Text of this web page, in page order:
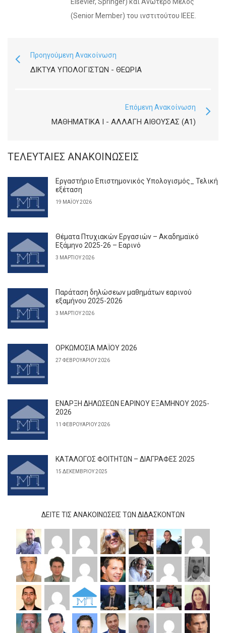
(Senior Member) του ινστιτούτου IEEE.
Προηγούμενη Ανακοίνωση
ΔΊΚΤΥΑ ΥΠΟΛΟΓΙΣΤΏΝ - ΘΕΩΡΊΑ
Επόμενη Ανακοίνωση
ΜΑΘΗΜΑΤΙΚΆ Ι - ΑΛΛΑΓΉ ΑΊΘΟΥΣΑΣ (Α1)
ΤΕΛΕΥΤΑΊΕΣ ΑΝΑΚΟΙΝΏΣΕΙΣ
Εργαστήριο Επιστημονικός Υπολογισμός_ Τελική
εξέταση
19 ΜΑΪ́ΟΥ 2026
Θέματα Πτυχιακών Εργασιών – Ακαδημαϊκό
Εξάμηνο 2025-26 – Εαρινό
3 ΜΑΡΤΊΟΥ 2026
Παράταση δηλώσεων μαθημάτων εαρινού
εξαμήνου 2025-2026
3 ΜΑΡΤΊΟΥ 2026
ΟΡΚΩΜΟΣΙΑ ΜΑΪΟΥ 2026
27 ΦΕΒΡΟΥΑΡΊΟΥ 2026
ΕΝΑΡΞΗ ΔΗΛΩΣΕΩΝ ΕΑΡΙΝΟΥ ΕΞΑΜΗΝΟΥ 2025-
2026
11 ΦΕΒΡΟΥΑΡΊΟΥ 2026
ΚΑΤΑΛΟΓΟΣ ΦΟΙΤΗΤΩΝ – ΔΙΑΓΡΑΦΕΣ 2025
15 ΔΕΚΕΜΒΡΊΟΥ 2025
ΔΕΊΤΕ ΤΙΣ ΑΝΑΚΟΙΝΏΣΕΙΣ ΤΩΝ ΔΙΔΆΣΚΟΝΤΩΝ